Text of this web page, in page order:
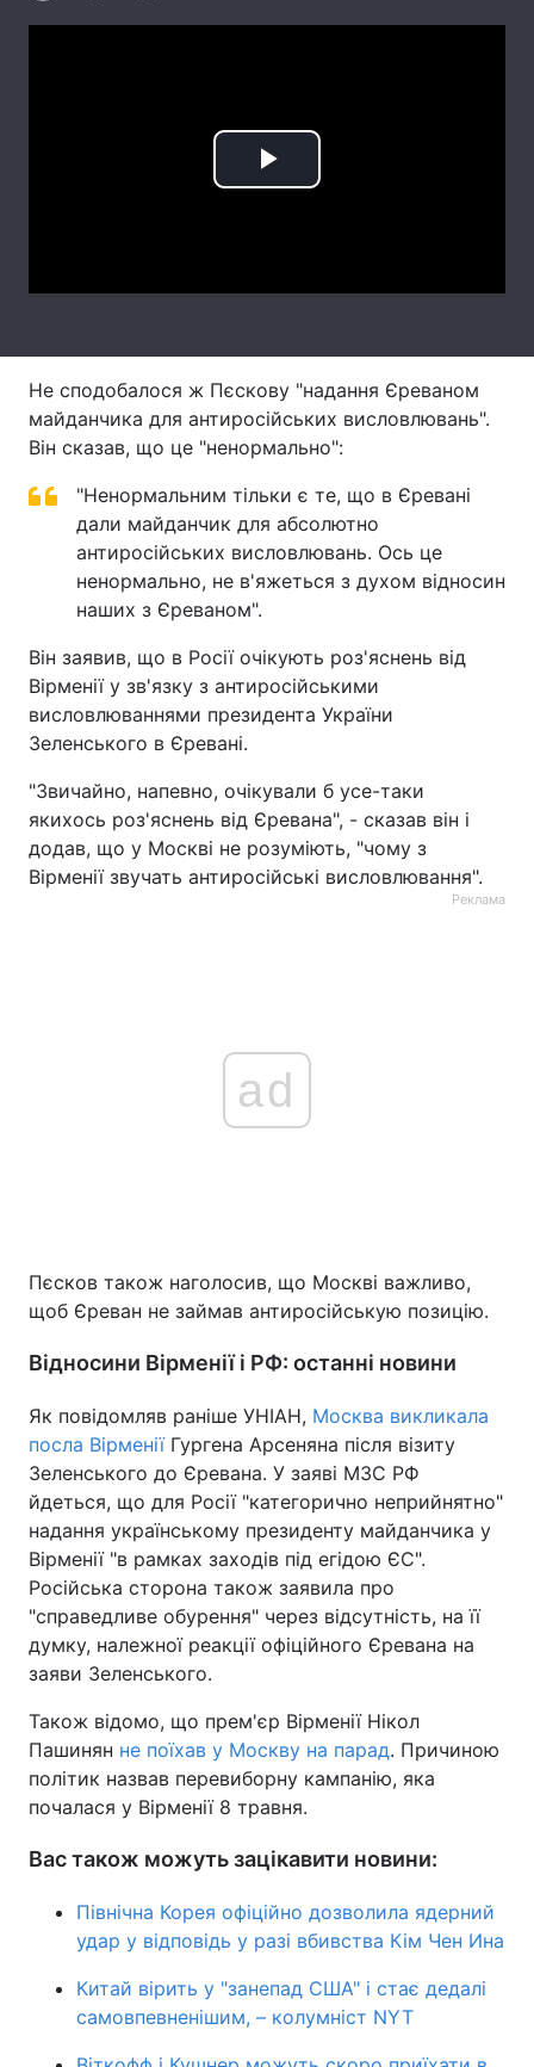
Вакансії
Тема оформлення
Play
Не сподобалося ж Пєскову "надання Єреваном
майданчика для антиросійських висловлювань".
Він сказав, що це "ненормально":
"Ненормальним тільки є те, що в Єревані
дали майданчик для абсолютно
антиросійських висловлювань. Ось це
ненормально, не в'яжеться з духом відносин
наших з Єреваном".
Він заявив, що в Росії очікують роз'яснень від
Вірменії у зв'язку з антиросійськими
висловлюваннями президента України
Зеленського в Єревані.
"Звичайно, напевно, очікували б усе-таки
якихось роз'яснень від Єревана", - сказав він і
додав, що у Москві не розуміють, "чому з
Вірменії звучать антиросійські висловлювання".
Реклама
ad
Пєсков також наголосив, що Москві важливо,
щоб Єреван не займав антиросійськую позицію.
Відносини Вірменії і РФ: останні новини
Як повідомляв раніше УНІАН, Москва викликала
посла ВірменіїГургена Арсеняна після візиту
Зеленського до Єревана. У заяві МЗС РФ
йдеться, що для Росії "категорично неприйнятно"
надання українському президенту майданчика у
Вірменії "в рамках заходів під егідою ЄС".
Російська сторона також заявила про
"справедливе обурення" через відсутність, на її
думку, належної реакції офіційного Єревана на
заяви Зеленського.
Також відомо, що прем'єр Вірменії Нікол
Пашинян не поїхав у Москву на парад. Причиною
політик назвав перевиборну кампанію, яка
почалася у Вірменії 8 травня.
Вас також можуть зацікавити новини:
Північна Корея офіційно дозволила ядерний
удар у відповідь у разі вбивства Кім Чен Ина
Китай вірить у "занепад США" і стає дедалі
самовпевненішим, – колумніст NYT